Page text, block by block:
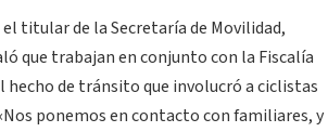
titular de la Secretaría de Movilidad,
que trabajan en conjunto con la Fiscalía
de tránsito que involucró a ciclistas
ponemos en contacto con familiares, y